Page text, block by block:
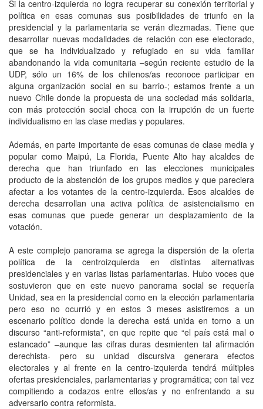
Si la centro-izquierda no logra recuperar su conexión territorial y
política en esas comunas sus posibilidades de triunfo en la
presidencial y la parlamentaria se verán diezmadas. Tiene que
desarrollar nuevas modalidades de relación con ese electorado,
que se ha individualizado y refugiado en su vida familiar
abandonando la vida comunitaria –según reciente estudio de la
UDP, sólo un 16% de los chilenos/as reconoce participar en
alguna organización social en su barrio-; estamos frente a un
nuevo Chile donde la propuesta de una sociedad más solidaria,
con más protección social choca con la irrupción de un fuerte
individualismo en las clase medias y populares.
Además, en parte importante de esas comunas de clase media y
popular como Maipú, La Florida, Puente Alto hay alcaldes de
derecha que han triunfado en las elecciones municipales
producto de la abstención de los grupos medios y que pareciera
afectar a los votantes de la centro-izquierda. Esos alcaldes de
derecha desarrollan una activa política de asistencialismo en
esas comunas que puede generar un desplazamiento de la
votación.
A este complejo panorama se agrega la dispersión de la oferta
política de la centroizquierda en distintas alternativas
presidenciales y en varias listas parlamentarias. Hubo voces que
sostuvieron que en este nuevo panorama social se requería
Unidad, sea en la presidencial como en la elección parlamentaria
pero eso no ocurrió y en estos 3 meses asistiremos a un
escenario político donde la derecha está unida en torno a un
discurso “anti-reformista”, en que repite que “el país está mal o
estancado” –aunque las cifras duras desmienten tal afirmación
derechista- pero su unidad discursiva generara efectos
electorales y al frente en la centro-izquierda tendrá múltiples
ofertas presidenciales, parlamentarias y programática; con tal vez
compitiendo a codazos entre ellos/as y no enfrentando a su
adversario contra reformista.